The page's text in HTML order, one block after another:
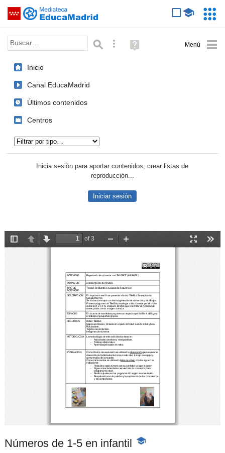
Saltar navegación
Palabra o frase: Búsqueda avanzada
Ayuda
(en
Inicio
Canal EducaMadrid
Últimos contenidos
Centros
Inicia sesión para aportar contenidos, crear listas de
reproducción...
Iniciar sesión
Números de 1-5 en infantil
-